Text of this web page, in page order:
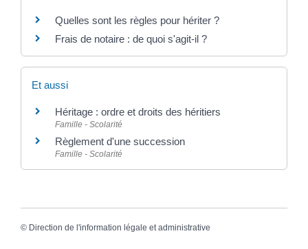
Quelles sont les règles pour hériter ?
Frais de notaire : de quoi s'agit-il ?
Et aussi
Héritage : ordre et droits des héritiers
Famille - Scolarité
Règlement d'une succession
Famille - Scolarité
© Direction de l'information légale et administrative